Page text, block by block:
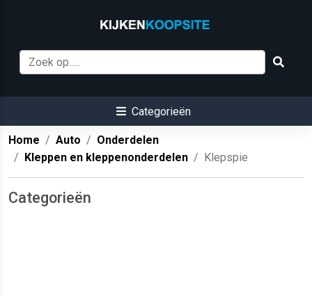
Categorieën
Home Auto
Onderdelen
Kleppen en kleppenonderdelen
Klepspie
Categorieën